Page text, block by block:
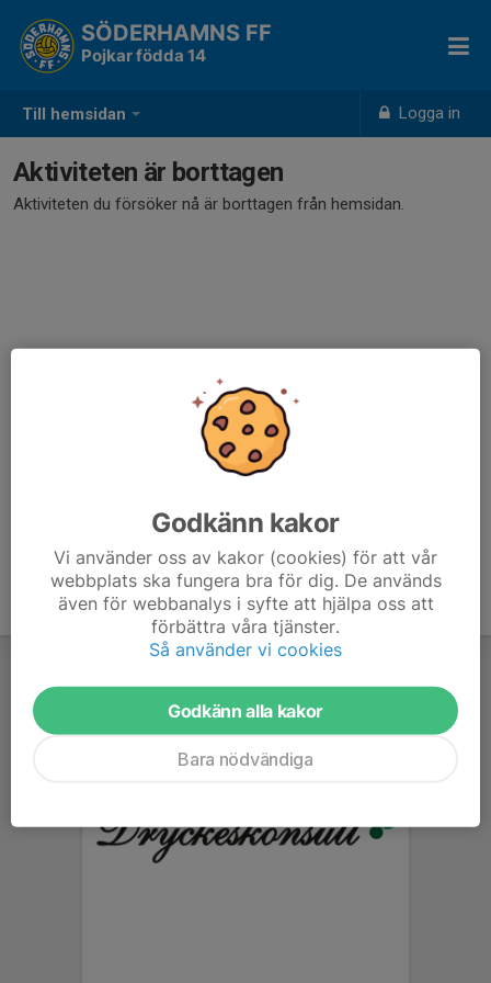
Till hemsidan Logga in
SÖDERHAMNS FF
Pojkar födda 14
Aktiviteten är borttagen
Aktiviteten du försöker nå är borttagen från hemsidan.
Godkänn kakor
Vi använder oss av kakor (cookies) för att vår
webbplats ska fungera bra för dig. De används
även för webbanalys i syfte att hjälpa oss att
förbättra våra tjänster.
Så använder vi cookies
Godkänn alla kakor
Bara nödvändiga